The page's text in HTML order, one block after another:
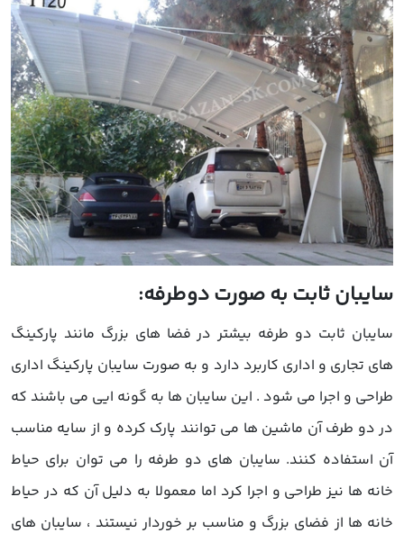
سایبان ثابت به صورت دوطرفه:
سایبان ثابت دو طرفه بیشتر در فضا های بزرگ مانند پارکینگ
های تجاری و اداری کاربرد دارد و به صورت سایبان پارکینگ اداری
طراحی و اجرا می شود . این سایبان ها به گونه ایی می باشند که
در دو طرف آن ماشین ها می توانند پارک کرده و از سایه مناسب
آن استفاده کنند. سایبان های دو طرفه را می توان برای حیاط
خانه ها نیز طراحی و اجرا کرد اما معمولا به دلیل آن که در حیاط
خانه ها از فضای بزرگ و مناسب بر خوردار نیستند ، سایبان های